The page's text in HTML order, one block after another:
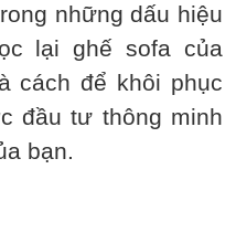
những dấu hiệu
lại ghế sofa của
cách để khôi phục
đầu tư thông minh
bạn.